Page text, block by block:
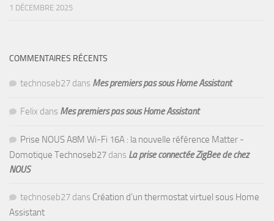
1 DÉCEMBRE 2025
COMMENTAIRES RÉCENTS
technoseb27 dans Mes premiers pas sous Home Assistant
Felix dans Mes premiers pas sous Home Assistant
Prise NOUS A8M Wi-Fi 16A : la nouvelle référence Matter -
Domotique Technoseb27 dans La prise connectée ZigBee de chez
NOUS
technoseb27 dans Création d’un thermostat virtuel sous Home
Assistant